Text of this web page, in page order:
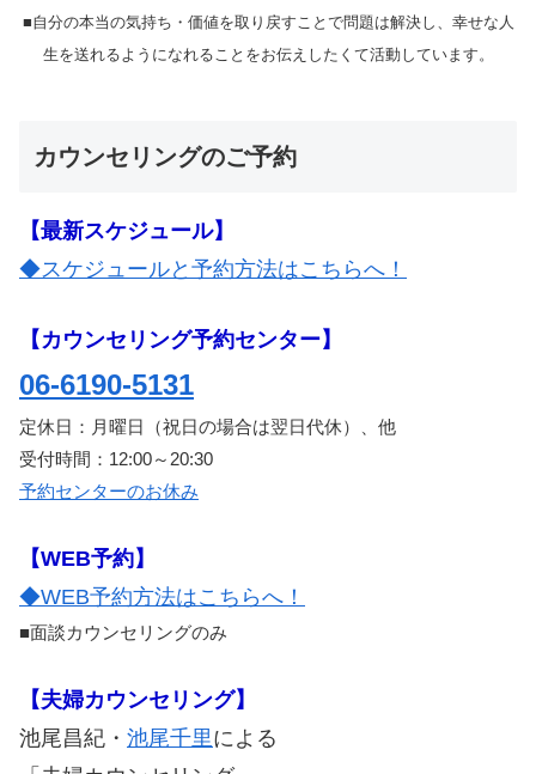
■自分の本当の気持ち・価値を取り戻すことで問題は解決し、幸せな人
生を送れるようになれることをお伝えしたくて活動しています。
カウンセリングのご予約
【最新スケジュール】
◆スケジュールと予約方法はこちらへ！
【カウンセリング予約センター】
06-6190-5131
定休日：月曜日（祝日の場合は翌日代休）、他
受付時間：12:00～20:30
予約センターのお休み
【WEB予約】
◆WEB予約方法はこちらへ！
■面談カウンセリングのみ
【夫婦カウンセリング】
池尾昌紀・ 池尾千里による